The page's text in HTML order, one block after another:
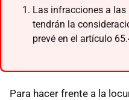
Las infracciones a
tendrán la
prevé en el artículo
Para hacer frente a la